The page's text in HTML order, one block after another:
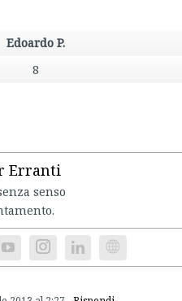
Edoardo P.
8
Erranti
senso
Instagram Website